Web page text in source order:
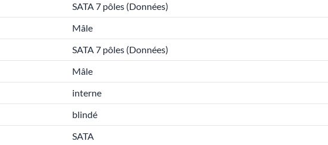
SATA 7 pôles (Données)
Mâle
SATA 7 pôles (Données)
Mâle
interne
blindé
SATA